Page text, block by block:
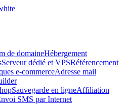
de domaineHébergement
Serveur dédié et VPSRéférencement
e-commerceAdresse mail
Sauvegarde en ligneAffiliation
SMS par Internet